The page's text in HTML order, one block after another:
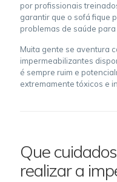
por profissionais
garantir que o sofá fique
problemas de saúde
Muita gente se aventura
impermeabilizantes
é sempre ruim e
extremamente tóxicos e
Que
realizar a